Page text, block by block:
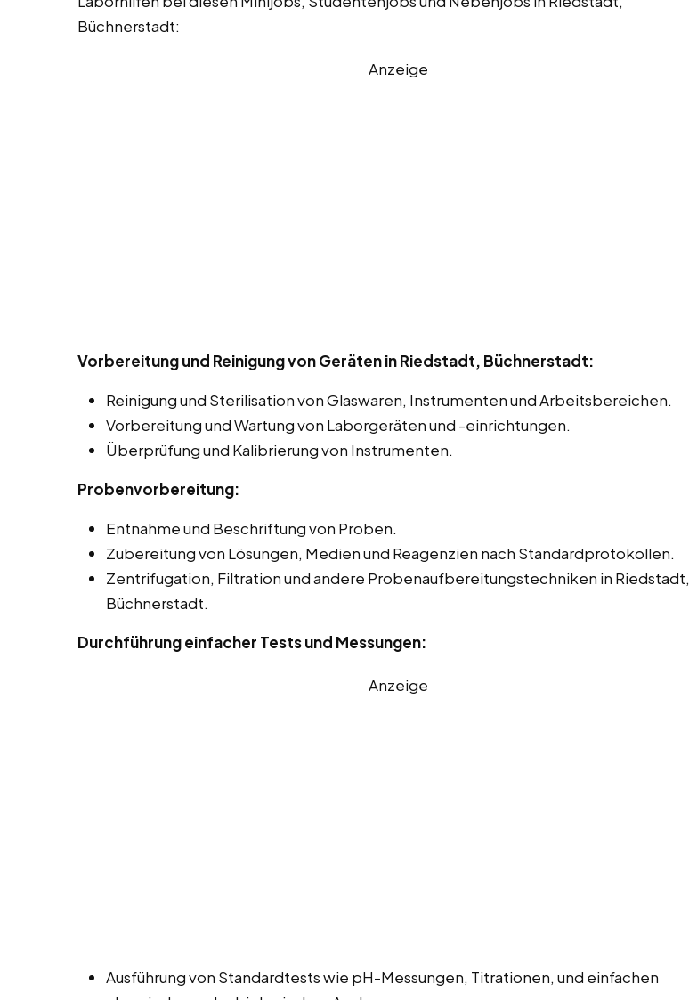
Büchnerstadt:
Anzeige
Vorbereitung und Reinigung von Geräten in Riedstadt, Büchnerstadt:
Reinigung und Sterilisation von Glaswaren, Instrumenten und Arbeitsbereichen.
Vorbereitung und Wartung von Laborgeräten und -einrichtungen.
Überprüfung und Kalibrierung von Instrumenten.
Probenvorbereitung:
Entnahme und Beschriftung von Proben.
Zubereitung von Lösungen, Medien und Reagenzien nach Standardprotokollen.
Zentrifugation, Filtration und andere Probenaufbereitungstechniken in Riedstadt,
Büchnerstadt.
Durchführung einfacher Tests und Messungen:
Anzeige
Ausführung von Standardtests wie pH-Messungen, Titrationen, und einfachen